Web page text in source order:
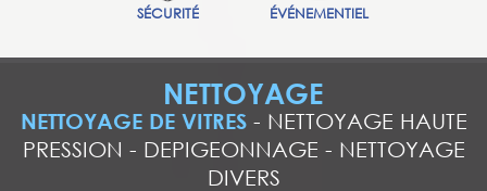
SÉCURITÉ ÉVÉNEMENTIEL
NETTOYAGE
NETTOYAGE DE VITRES- NETTOYAGE HAUTE
PRESSION - DEPIGEONNAGE - NETTOYAGE
DIVERS